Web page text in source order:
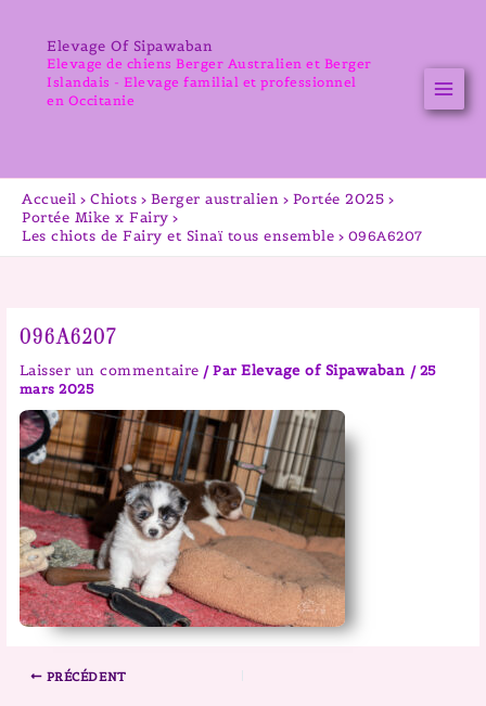
contenuElevage Of Sipawaban
Elevage de chiens Berger Australien et Berger
Islandais - Elevage familial et professionnel
en Occitanie
Accueil Chiots Berger australien
Portée 2025
Portée Mike x Fairy
Les chiots de Fairy et Sinaï tous ensemble
096A6207
096A6207
Laisser un commentaire / ParElevage of Sipawaban / 25
mars 2025
PRÉCÉDENT